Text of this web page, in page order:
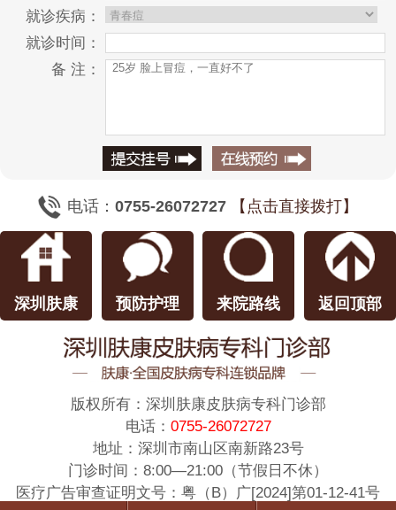
就诊疾病：
就诊时间：
备 注：
电话：0755-26072727 【点击直接拨打】
深圳肤康 预防护理 来院路线 返回顶部
版权所有： 深圳肤康皮肤病专科门诊部
电话： 0755-26072727
地址：深圳市南山区南新路23号
门诊时间：8:00—21:00（节假日不休）
医疗广告审查证明文号：粤（B）广[2024]第01-12-41号